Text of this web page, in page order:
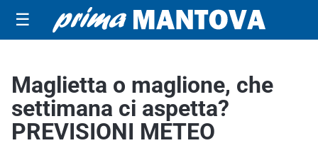
☰
Maglietta o maglione, che
settimana ci aspetta?
PREVISIONI METEO